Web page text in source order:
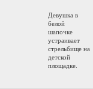
Девушка в
белой
шапочке
устраивает
стрельбище на
детской
площадке.